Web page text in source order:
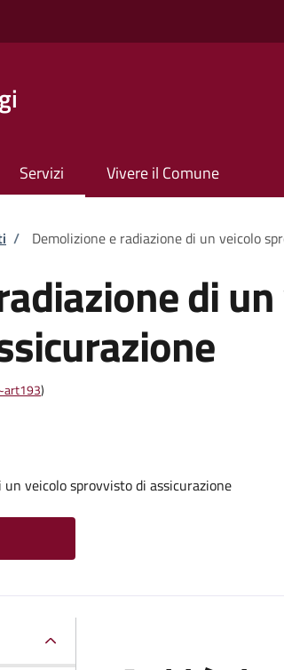
Servizi Vivere il Comune
/ Demolizione e radiazione di un veicolo
di
)
veicolo sprovvisto di assicurazione